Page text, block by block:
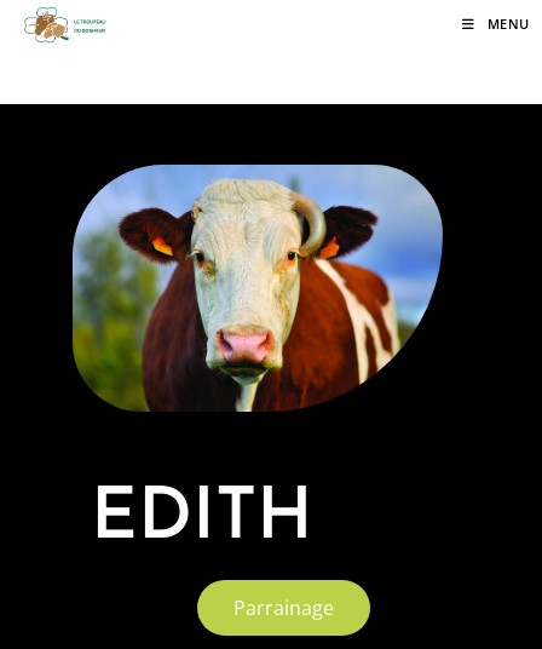
MENU
EDITH
Parrainage